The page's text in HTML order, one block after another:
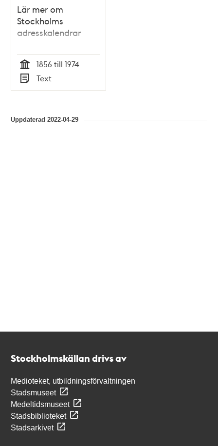
Lär mer om
Stockholms
adresskalendrar
Tid
1856 till 1974
Typ
Text
Uppdaterad2022-04-29
Stockholmskällan drivs av
Medioteket, utbildningsförvaltningen
Stadsmuseet
Medeltidsmuseet
Stadsbiblioteket
Stadsarkivet